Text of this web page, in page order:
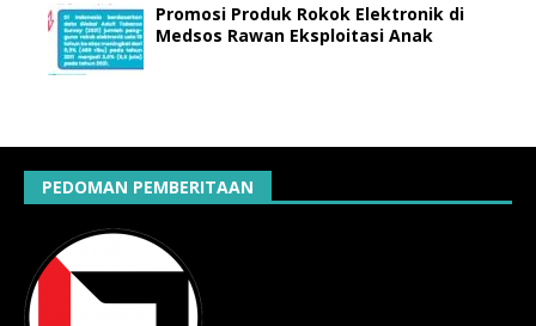
Promosi Produk Rokok Elektronik di
Medsos Rawan Eksploitasi Anak
PEDOMAN PEMBERITAAN